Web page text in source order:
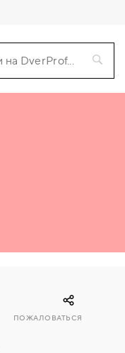
ПОЖАЛОВАТЬСЯ